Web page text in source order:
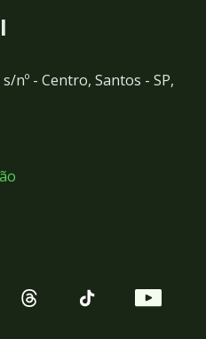
nº - Centro, Santos - SP,